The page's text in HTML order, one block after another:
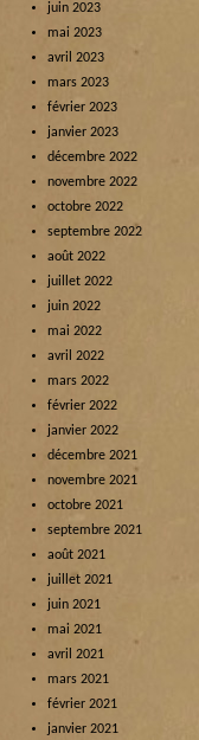
juin 2023
mai 2023
avril 2023
mars 2023
février 2023
janvier 2023
décembre 2022
novembre 2022
octobre 2022
septembre 2022
août 2022
juillet 2022
juin 2022
mai 2022
avril 2022
mars 2022
février 2022
janvier 2022
décembre 2021
novembre 2021
octobre 2021
septembre 2021
août 2021
juillet 2021
juin 2021
mai 2021
avril 2021
mars 2021
février 2021
janvier 2021